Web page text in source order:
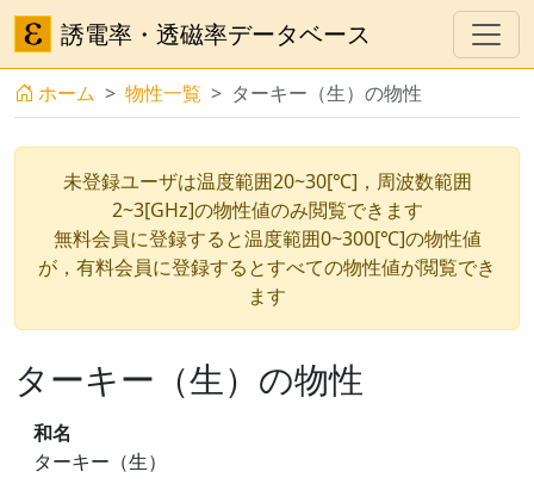
誘電率・透磁率データベース
ホーム 物性一覧 ターキー（生）の物性
未登録ユーザは温度範囲20~30[℃]，周波数範囲
2~3[GHz]の物性値のみ閲覧できます
無料会員に登録すると温度範囲0~300[℃]の物性値
が，有料会員に登録するとすべての物性値が閲覧でき
ます
ターキー（生）の物性
和名
ターキー（生）